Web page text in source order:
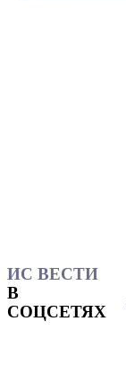
ИС ВЕСТИ
В
СОЦСЕТЯХ